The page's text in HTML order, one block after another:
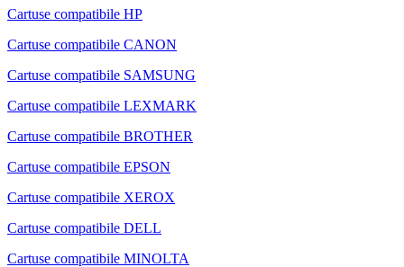
Cartuse compatibile HP
Cartuse compatibile CANON
Cartuse compatibile SAMSUNG
Cartuse compatibile LEXMARK
Cartuse compatibile BROTHER
Cartuse compatibile EPSON
Cartuse compatibile XEROX
Cartuse compatibile DELL
Cartuse compatibile MINOLTA